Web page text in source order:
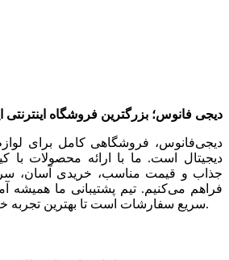
دیجی فانوس؛ بزرگترین فروشگاه اینترنتی
دیجی‌فانوس، فروشگاهی کامل برای
دیجیتال است. ما با ارائه محصولات با
جذاب و قیمت مناسب، خریدی آسان،
فراهم می‌کنیم. تیم پشتیبانی ما همیشه
سریع سفارشات است تا بهترین تجربه خرید آنلاین را داشته باشید.